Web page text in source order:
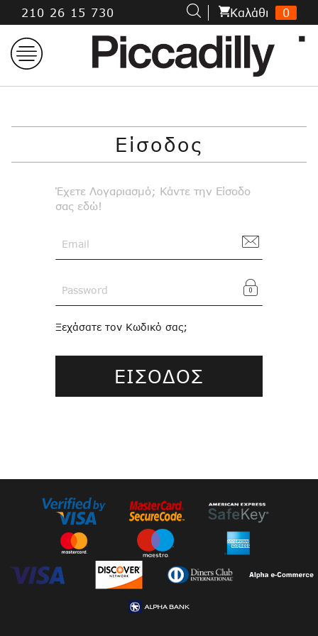
Μετάβαση
στο
210 26 15 730 Kαλάθι 0
Είσοδος
Έχετε Λογαριασμό; Κάντε την Είσοδο
σας εδώ!
Ξεχάσατε τον Κωδικό σας;
ΕΙΣΟΔΟΣ